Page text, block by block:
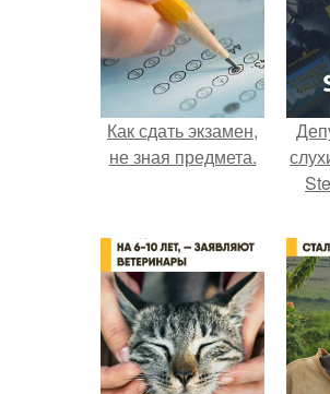
Как сдать экзамен,
не зная предмета.